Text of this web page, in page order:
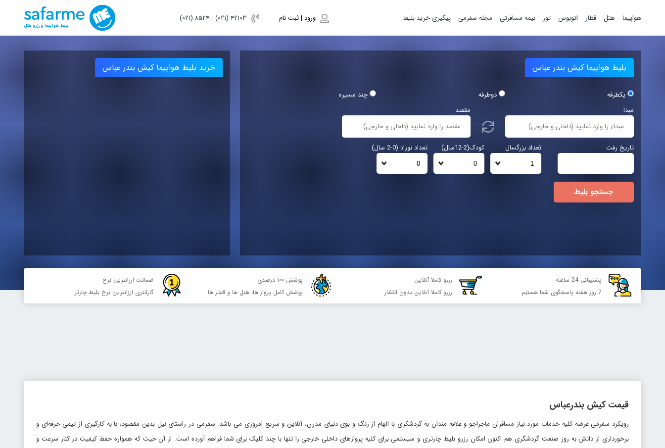
هواپیما هتل قطار اتوبوس تور بیمه مسافرتی مجله سفرمی پیگیری خرید بلیط ورود | ثبت نام (۰۲۱) ۴٢١٠٣ -(۰۲۱) ۸۵۲۴
بلیط هواپیما و رزرو هتل
بلیط هواپیما کیش بندر عباس
یکطرفه دوطرفه
چند مسیره
مبدا
مقصد
تاریخ رفت تعداد بزرگسال کودک(2-12سال) تعداد نوزاد (0-2 سال)
جستجو بلیط
خرید بلیط هواپیما کیش بندر عباس
پشتیبانی 24 ساعته
7 روز هفته پاسخگوی شما هستیم
رزرو کاملاَ آنلاین
رزرو کاملاَ آنلاین بدون انتظار
پوشش ۱۰۰ درصدی
پوشش کامل پرواز ها، هتل ها و قطار ها
ضمانت ارزانترین نرخ
گارانتری ارزانترین نرخ بلیط چارتر
قیمت کیش بندرعباس
رویکرد سفرمی عرضه کلیه خدمات مورد نیاز مسافران ماجراجو و علاقه مندان به گردشگری با الهام از رنگ و بوی دنیای مدرن، آنلاین و سریع امروزی می باشد. سفرمی در راستای نیل بدین مقصود، با به کارگیری از تیمی حرفه‌ای و
برخورداری از دانش به روز صنعت گردشگری هم اکنون امکان رزرو بلیط چارتری و سیستمی برای کلیه پروازهای داخلی خارجی را تنها با چند کلیک برای شما فراهم آورده است. از آن حیث که همواره حفظ کیفیت در کنار سرعت و